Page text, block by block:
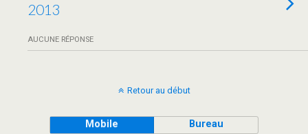
2013
AUCUNE RÉPONSE
Retour au début
Mobile Bureau